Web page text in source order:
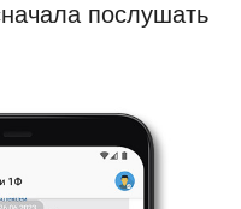
послушать